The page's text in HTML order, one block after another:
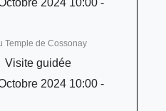
2024 10:00 -
Temple de Cossonay
guidée
2024 10:00 -